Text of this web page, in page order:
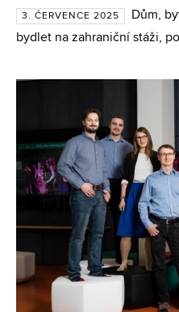
3. ČERVENCE 2025
Dům,
bydlet na zahraniční stáži,
vyžaduje notnou dávku